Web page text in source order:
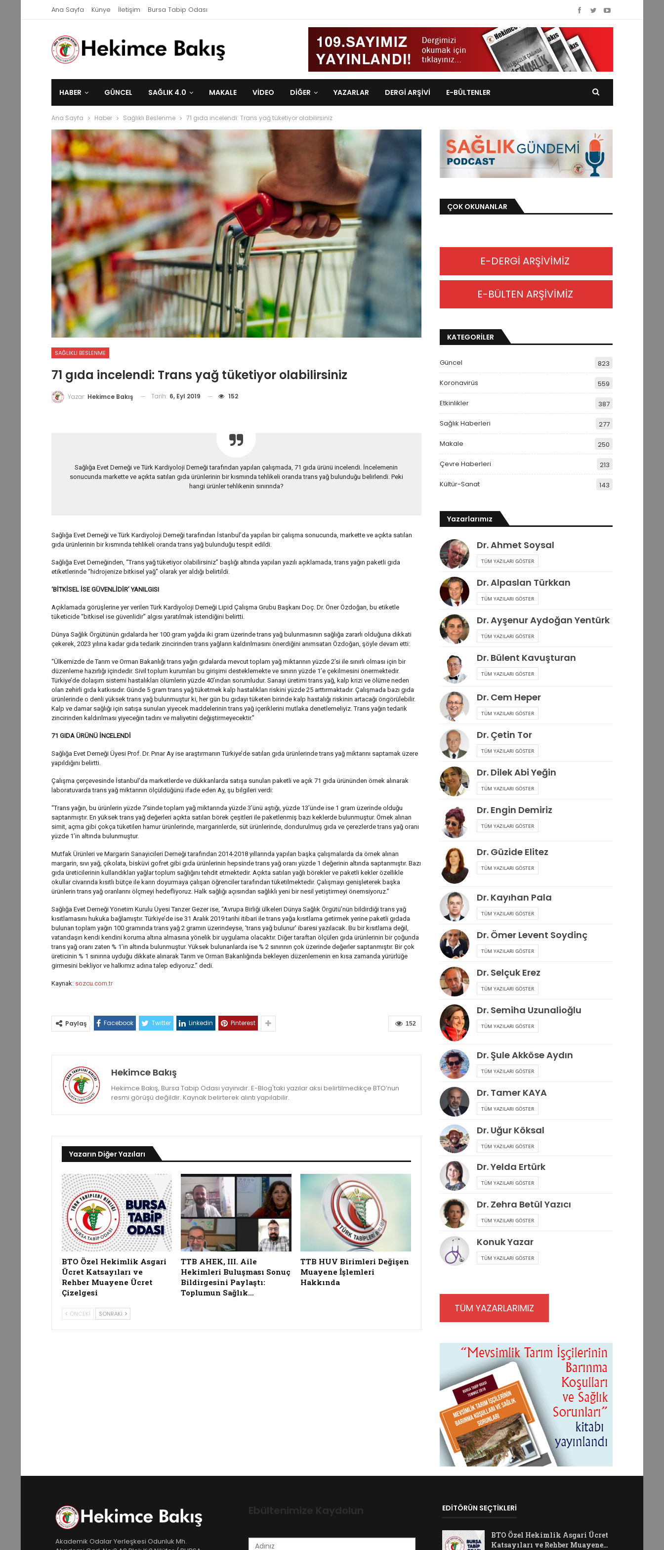
Ana Sayfa Künye İletişim Bursa Tabip Odası
HABER GÜNCEL SAĞLIK 4.0 MAKALE VIDEO DİĞER YAZARLAR DERGI ARŞIVI E-BÜLTENLER
Ana Sayfa Haber Sağlıklı Beslenme 71 gıda incelendi: Trans yağ tüketiyor olabilirsiniz
SAĞLIKLI BESLENME
71 gıda incelendi: Trans yağ tüketiyor olabilirsiniz
Yazar: Hekimce Bakış Tarih: 6, Eyl 2019 152
Sağlığa Evet Derneği ve Türk Kardiyoloji Derneği tarafından yapılan çalışmada, 71 gıda ürünü incelendi. İncelemenin
sonucunda markette ve açıkta satılan gıda ürünlerinin bir kısmında tehlikeli oranda trans yağ bulunduğu belirlendi. Peki
hangi ürünler tehlikenin sınırında?
Sağlığa Evet Derneği ve Türk Kardiyoloji Derneği tarafından İstanbul’da yapılan bir çalışma sonucunda, markette ve açıkta satılan
gıda ürünlerinin bir kısmında tehlikeli oranda trans yağ bulunduğu tespit edildi.
Sağlığa Evet Derneğinden, “Trans yağ tüketiyor olabilirsiniz” başlığı altında yapılan yazılı açıklamada, trans yağın paketli gıda
etiketlerinde “hidrojenize bitkisel yağ” olarak yer aldığı belirtildi.
‘BİTKİSEL İSE GÜVENLİDİR’ YANILGISI
Açıklamada görüşlerine yer verilen Türk Kardiyoloji Derneği Lipid Çalışma Grubu Başkanı Doç. Dr. Öner Özdoğan, bu etiketle
tüketicide “bitkisel ise güvenlidir” algısı yaratılmak istendiğini belirtti.
Dünya Sağlık Örgütünün gıdalarda her 100 gram yağda iki gram üzerinde trans yağ bulunmasının sağlığa zararlı olduğuna dikkati
çekerek, 2023 yılına kadar gıda tedarik zincirinden trans yağların kaldırılmasını önerdiğini anımsatan Özdoğan, şöyle devam etti:
“Ülkemizde de Tarım ve Orman Bakanlığı trans yağın gıdalarda mevcut toplam yağ miktarının yüzde 2’si ile sınırlı olması için bir
düzenleme hazırlığı içindedir. Sivil toplum kurumları bu girişimi desteklemekte ve sınırın yüzde 1’e çekilmesini önermektedir.
Türkiye’de dolaşım sistemi hastalıkları ölümlerin yüzde 40’ından sorumludur. Sanayi üretimi trans yağ, kalp krizi ve ölüme neden
olan zehirli gıda katkısıdır. Günde 5 gram trans yağ tüketmek kalp hastalıkları riskini yüzde 25 arttırmaktadır. Çalışmada bazı gıda
ürünlerinde o denli yüksek trans yağ bulunmuştur ki, her gün bu gıdayı tüketen birinde kalp hastalığı riskinin artacağı öngörülebilir.
Kalp ve damar sağlığı için satışa sunulan yiyecek maddelerinin trans yağ içeriklerini mutlaka denetlemeliyiz. Trans yağın tedarik
zincirinden kaldırılması yiyeceğin tadını ve maliyetini değiştirmeyecektir.”
71 GIDA ÜRÜNÜ İNCELENDİ
Sağlığa Evet Derneği Üyesi Prof. Dr. Pınar Ay ise araştırmanın Türkiye’de satılan gıda ürünlerinde trans yağ miktarını saptamak üzere
yapıldığını belirtti.
Çalışma çerçevesinde İstanbul’da marketlerde ve dükkanlarda satışa sunulan paketli ve açık 71 gıda ürününden örnek alınarak
laboratuvarda trans yağ miktarının ölçüldüğünü ifade eden Ay, şu bilgileri verdi:
“Trans yağın, bu ürünlerin yüzde 7’sinde toplam yağ miktarında yüzde 3’ünü aştığı, yüzde 13’ünde ise 1 gram üzerinde olduğu
saptanmıştır. En yüksek trans yağ değerleri açıkta satılan börek çeşitleri ile paketlenmiş bazı keklerde bulunmuştur. Örnek alınan
simit, açma gibi çokça tüketilen hamur ürünlerinde, margarinlerde, süt ürünlerinde, dondurulmuş gıda ve çerezlerde trans yağ oranı
yüzde 1’in altında bulunmuştur.
Mutfak Ürünleri ve Margarin Sanayicileri Derneği tarafından 2014-2018 yıllarında yapılan başka çalışmalarda da örnek alınan
margarin, sıvı yağ, çikolata, bisküvi gofret gibi gıda ürünlerinin hepsinde trans yağ oranı yüzde 1 değerinin altında saptanmıştır. Bazı
gıda üreticilerinin kullandıkları yağlar toplum sağlığını tehdit etmektedir. Açıkta satılan yağlı börekler ve paketli kekler özellikle
okullar civarında kısıtlı bütçe ile karın doyurmaya çalışan öğrenciler tarafından tüketilmektedir. Çalışmayı genişleterek başka
ürünlerin trans yağ oranlarını ölçmeyi hedefliyoruz. Halk sağlığı açısından sağlıklı yeni bir nesil yetiştirmeyi önemsiyoruz.”
Sağlığa Evet Derneği Yönetim Kurulu Üyesi Tanzer Gezer ise, “Avrupa Birliği ülkeleri Dünya Sağlık Örgütü’nün bildirdiği trans yağ
kısıtlamasını hukuka bağlamıştır. Türkiye’de ise 31 Aralık 2019 tarihi itibari ile trans yağa kısıtlama getirmek yerine paketli gıdada
bulunan toplam yağın 100 gramında trans yağ 2 gramın üzerindeyse, ‘trans yağ bulunur’ ibaresi yazılacak. Bu bir kısıtlama değil,
vatandaşın kendi kendini koruma altına almasına yönelik bir uygulama olacaktır. Diğer taraftan ölçülen gıda ürünlerinin bir çoğunda
trans yağ oranı zaten % 1’in altında bulunmuştur. Yüksek bulunanlarda ise % 2 sınırının çok üzerinde değerler saptanmıştır. Bir çok
üreticinin % 1 sınırına uyduğu dikkate alınarak Tarım ve Orman Bakanlığında bekleyen düzenlemenin en kısa zamanda yürürlüğe
girmesini bekliyor ve halkımız adına talep ediyoruz.” dedi.
Kaynak: sozcu.com.tr
152
Paylaş Facebook Twitter Linkedin Pinterest
Hekimce Bakış
Hekimce Bakış, Bursa Tabip Odası yayınıdır. E-Blog'taki yazılar aksi belirtilmedikçe BTO’nun
resmi görüşü değildir. Kaynak belirterek alıntı yapılabilir.
Yazarın Diğer Yazıları
BTO Özel Hekimlik Asgari
Ücret Katsayıları ve
Rehber Muayene Ücret
Çizelgesi
TTB AHEK, III. Aile
Hekimleri Buluşması Sonuç
Bildirgesini Paylaştı:
Toplumun Sağlık…
TTB HUV Birimleri Değişen
Muayene İşlemleri
Hakkında
ÖNCEKI SONRAKI
ÇOK OKUNANLAR
E-DERGİ ARŞİVİMİZ
E-BÜLTEN ARŞİVİMİZ
KATEGORİLER
Güncel 823
Koronavirüs 559
Etkinlikler 387
Sağlık Haberleri 277
Makale 250
Çevre Haberleri 213
Kültür-Sanat 143
Yazarlarımız
Dr. Ahmet Soysal
TÜM YAZILARI GÖSTER
Dr. Alpaslan Türkkan
TÜM YAZILARI GÖSTER
Dr. Ayşenur Aydoğan Yentürk
TÜM YAZILARI GÖSTER
Dr. Bülent Kavuşturan
TÜM YAZILARI GÖSTER
Dr. Cem Heper
TÜM YAZILARI GÖSTER
Dr. Çetin Tor
TÜM YAZILARI GÖSTER
Dr. Dilek Abi Yeğin
TÜM YAZILARI GÖSTER
Dr. Engin Demiriz
TÜM YAZILARI GÖSTER
Dr. Güzide Elitez
TÜM YAZILARI GÖSTER
Dr. Kayıhan Pala
TÜM YAZILARI GÖSTER
Dr. Ömer Levent Soydinç
TÜM YAZILARI GÖSTER
Dr. Selçuk Erez
TÜM YAZILARI GÖSTER
Dr. Semiha Uzunalioğlu
TÜM YAZILARI GÖSTER
Dr. Şule Akköse Aydın
TÜM YAZILARI GÖSTER
Dr. Tamer KAYA
TÜM YAZILARI GÖSTER
Dr. Uğur Köksal
TÜM YAZILARI GÖSTER
Dr. Yelda Ertürk
TÜM YAZILARI GÖSTER
Dr. Zehra Betül Yazıcı
TÜM YAZILARI GÖSTER
Konuk Yazar
TÜM YAZILARI GÖSTER
TÜM YAZARLARIMIZ
Akademik Odalar Yerleşkesi Odunluk Mh.
Ebültenimize Kaydolun EDİTÖRÜN SEÇTİKLERİ
BTO Özel Hekimlik Asgari Ücret
Katsayıları ve Rehber Muayene…